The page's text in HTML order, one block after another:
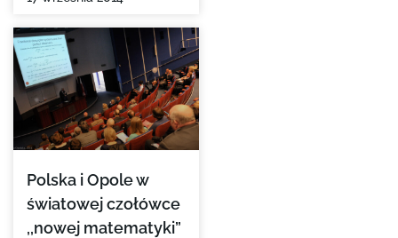
Polska i Opole w
światowej czołówce
,,nowej matematyki”